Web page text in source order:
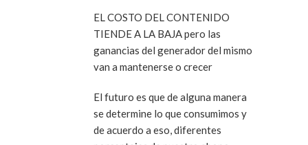
EL COSTO DEL CONTENIDO
TIENDE A LA BAJA pero las
ganancias del generador del mismo
van a mantenerse o crecer
El futuro es que de alguna manera
se determine lo que consumimos y
de acuerdo a eso, diferentes